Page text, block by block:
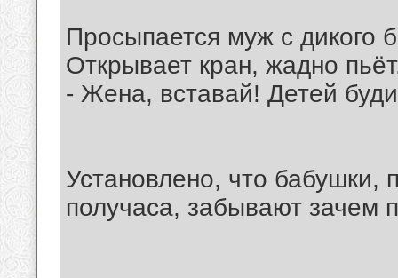
Просыпается муж с дикого
Открывает кран, жадно
- Жена, вставай! Детей
Установлено, что
получаса, забывают зачем